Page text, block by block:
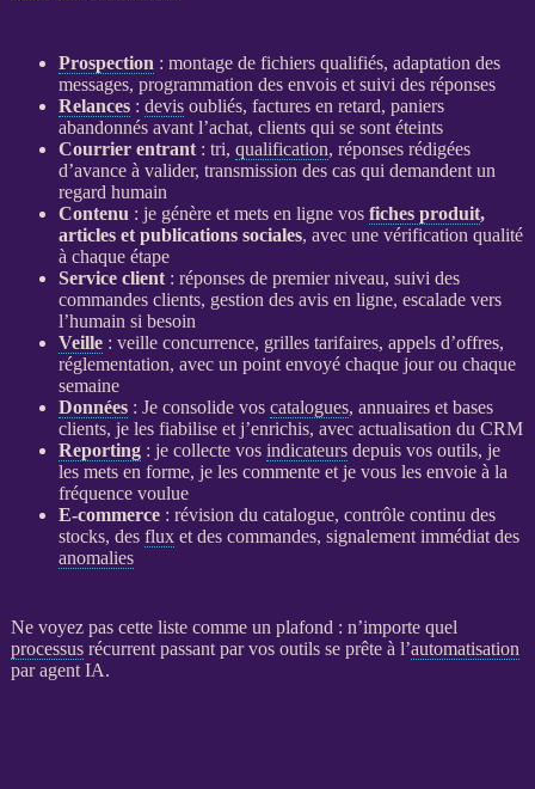
Prospection : montage de fichiers qualifiés, adaptation des
messages, programmation des envois et suivi des réponses
Relances: devisoubliés, factures en retard, paniers
abandonnés avant l’achat, clients qui se sont éteints
Courrier entrant: tri, qualification, réponses rédigées
d’avance à valider, transmission des cas qui demandent un
regard humain
Contenu : je génère et mets en ligne vos fiches produit,
articles et publications sociales, avec une vérification qualité
à chaque étape
Service client: réponses de premier niveau, suivi des
commandes clients, gestion des avis en ligne, escalade vers
l’humain si besoin
Veille: veilleconcurrence, grilles tarifaires, appels d’offres,
réglementation, avec un point envoyé chaque jour ou chaque
semaine
Données: Je consolide vos catalogues, annuaires et bases
clients, je les fiabilise et j’enrichis, avec actualisation du CRM
Reporting: je collecte vos indicateursdepuis vos outils, je
les mets en forme, je les commente et je vous les envoie à la
fréquence voulue
E-commerce: révision du catalogue, contrôle continu des
stocks, des fluxet des commandes, signalement immédiat des
anomalies
Ne voyez pas cette liste comme un plafond : n’importe quel
processusrécurrent passant par vos outils se prête à l’automatisation
paragent IA.